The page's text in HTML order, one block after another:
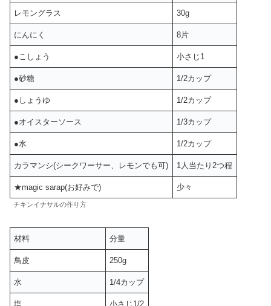
レモングラス 30g
にんにく 8片
●こしょう 小さじ1
●砂糖 1/2カップ
●しょうゆ 1/2カップ
●オイスターソース 1/3カップ
●水 1/2カップ
カラマンシ(シークワーサー、レモンでも可) 1人当たり2つ程
★magic sarap(お好みで) 少々
チキンイナサルの作り方
材料 分量
鳥皮 250g
水 1/4カップ
塩 小さじ1/2